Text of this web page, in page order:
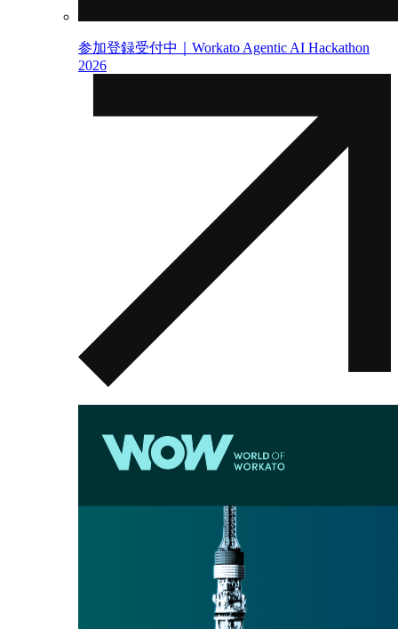
参加登録受付中｜Workato Agentic AI Hackathon
2026